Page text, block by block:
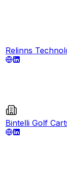
Relinns
Bintelli Golf